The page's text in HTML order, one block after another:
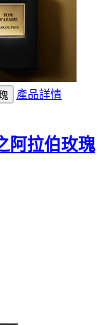
產品詳情
阿拉伯玫瑰